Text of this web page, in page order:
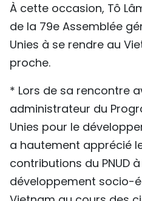
À cette occasion, Tô
de la 79e Assemblée
Unies à se rendre au
proche.
* Lors de sa rencontre
administrateur du
Unies pour le
a hautement apprécié
contributions du PNUD
développement socio-